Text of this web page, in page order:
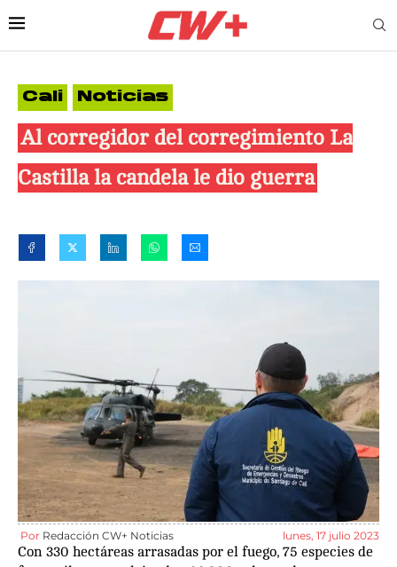
Cali Noticias
Al corregidor del corregimiento La
Castilla la candela le dio guerra
Por Redacción CW+ Noticias lunes, 17 julio 2023
Con 330 hectáreas arrasadas por el fuego, 75 especies de